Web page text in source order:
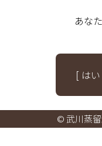
あな
[ は
© 武川蒸